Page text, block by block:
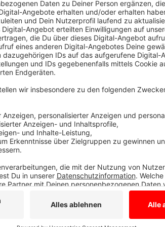
Bis zu 500 Mitglieder werden
Anzeige
Das Westmünsterland reiht sich mit den
ein. Die war Mitte letzter Woche
Verschärfung der Migrationspolitik im
bleibt bunt“ deshalb zu einer
wollen zahlreiche Menschen den
Teilnehmer. Das Bündnis "Bocholt bleibt
Verantwortlichen rechnen damit, dass sich
dem Berliner Platz versammeln. Eine Woche
Aktionsbündnis "Borken bleibt bunt" für